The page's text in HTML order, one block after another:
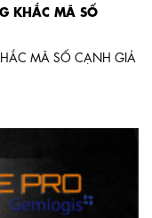
KHẮC MÃ SỐ
MÃ SỐ CẠNH GIẢ